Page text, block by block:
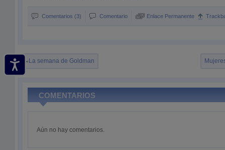
Comentarios (3) Comentario Enlace Permanente
La semana de Goldman
COMENTARIOS
Aún no hay comentarios.